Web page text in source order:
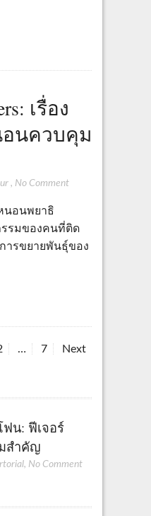
เรื่อง
อนควบคุม
, No Comment
นอนพยาธิ
รมของคนที่ติด
ารขยายพันธุ์ของ
… Page
7 Next
น: ฟีเจอร์
สำคัญ
, No Comment